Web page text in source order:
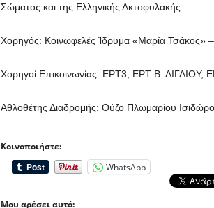
Σώματος και της Ελληνικής Ακτοφυλακής.
Χορηγός: Κοινωφελές Ίδρυμα «Μαρία Τσάκος»
Χορηγοί Επικοινωνίας: ΕΡΤ3, ΕΡΤ Β. ΑΙΓΑΙΟΥ,
Αθλοθέτης Διαδρομής: Ούζο Πλωμαρίου
Κοινοποιήστε:
WhatsApp
Μου αρέσει αυτό: